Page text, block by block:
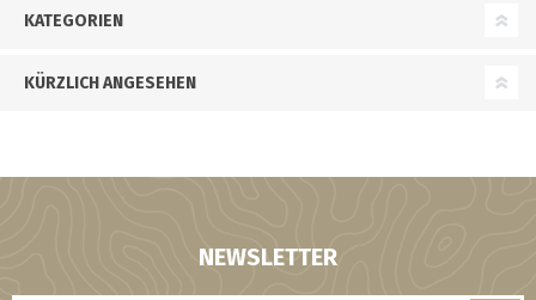
KATEGORIEN
KÜRZLICH ANGESEHEN
NEWSLETTER